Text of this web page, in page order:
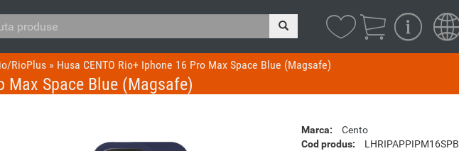
RioPlus » Husa CENTO Rio+ Iphone 16 Pro Max Space Blue (Magsafe)
Max Space Blue (Magsafe)
Marca:
Cento
Cod produs:
LHRIPAPPIPM16SPB